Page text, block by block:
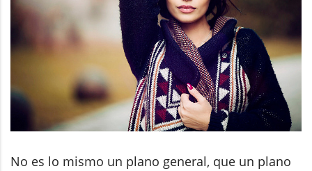
No es lo mismo un plano general, que un plano